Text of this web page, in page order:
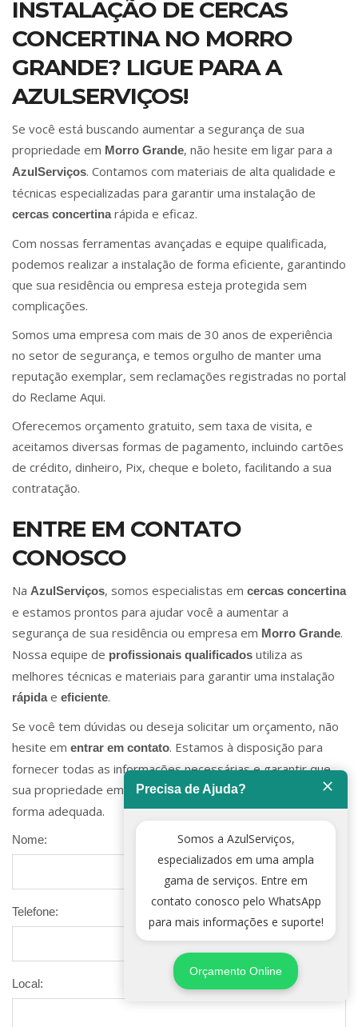
INSTALAÇÃO DE CERCAS
CONCERTINA NO MORRO
GRANDE? LIGUE PARA A
AZULSERVIÇOS!
Se você está buscando aumentar a segurança de sua
propriedade em Morro Grande, não hesite em ligar para a
AzulServiços. Contamos com materiais de alta qualidade e
técnicas especializadas para garantir uma instalação de
cercas concertinarápida e eficaz.
Com nossas ferramentas avançadas e equipe qualificada,
podemos realizar a instalação de forma eficiente, garantindo
que sua residência ou empresa esteja protegida sem
complicações.
Somos uma empresa com mais de 30 anos de experiência
no setor de segurança, e temos orgulho de manter uma
reputação exemplar, sem reclamações registradas no portal
do Reclame Aqui.
Oferecemos orçamento gratuito, sem taxa de visita, e
aceitamos diversas formas de pagamento, incluindo cartões
de crédito, dinheiro, Pix, cheque e boleto, facilitando a sua
contratação.
ENTRE EM CONTATO
CONOSCO
Na AzulServiços, somos especialistas em cercas concertina
e estamos prontos para ajudar você a aumentar a
segurança de sua residência ou empresa em Morro Grande.
Nossa equipe de profissionais qualificados utiliza as
melhores técnicas e materiais para garantir uma instalação
rápidae eficiente.
Se você tem dúvidas ou deseja solicitar um orçamento, não
hesite em entrar em contato. Estamos à disposição para
fornecer todas as informações necessárias e garantir que
sua propriedade em
Morro Grandeesteja protegida de
forma adequada.
Nome:
Telefone:
Local:
Precisa de Ajuda?
Somos a AzulServiços,
especializados em uma ampla
gama de serviços. Entre em
contato conosco pelo WhatsApp
para mais informações e suporte!
Orçamento Online